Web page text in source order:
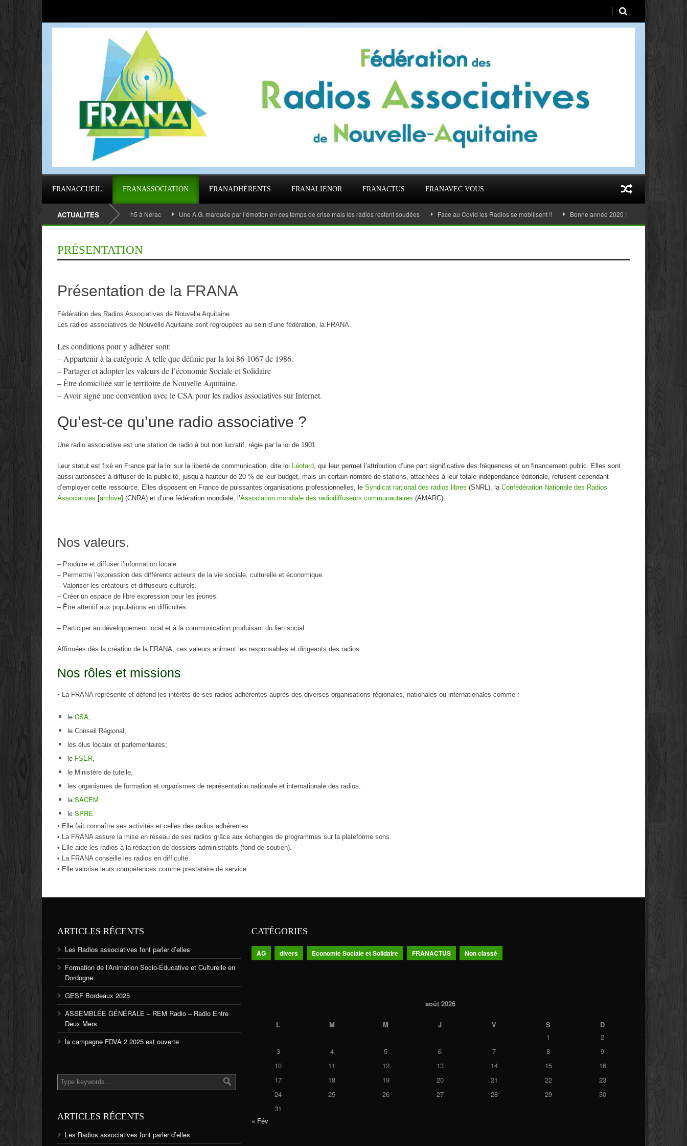
FRANACCUEIL FRANASSOCIATION FRANADHÉRENTS FRANALIENOR FRANACTUS FRANAVEC VOUS
ACTUALITES
GÉNÉRALE 2023 de 9h40 à 16h5 à Nérac Une A.G. marquée par l’émotion en ces temps de crise mais les radios restent soudées Face au Covid les Radios se mobilisent !! Bonne année 2020 ! AG 2019 Taussat
PRÉSENTATION
Présentation de la FRANA
Fédération des Radios Associatives de Nouvelle Aquitaine
Les radios associatives de Nouvelle Aquitaine sont regroupées au sein d’une fédération, la FRANA.
Les conditions pour y adhérer sont:
– Appartenir à la catégorie A telle que définie par la loi 86-1067 de 1986.
– Partager et adopter les valeurs de l’économie Sociale et Solidaire
– Être domiciliée sur le territoire de Nouvelle Aquitaine.
– Avoir signé une convention avec le CSA pour les radios associatives sur Internet.
Qu’est-ce qu’une radio associative ?
Une radio associative est une station de radio à but non lucratif, régie par la loi de 1901.
Leur statut est fixé en France par la loi sur la liberté de communication, dite loi Léotard , qui leur permet l’attribution d’une part significative des fréquences et un financement public. Elles sont
aussi autorisées à diffuser de la publicité, jusqu’à hauteur de 20 % de leur budget, mais un certain nombre de stations, attachées à leur totale indépendance éditoriale, refusent cependant
d’employer cette ressource. Elles disposent en France de puissantes organisations professionnelles, le Syndicat national des radios libres (SNRL), la Confédération Nationale des Radios
Associatives [archive] (CNRA) et d’une fédération mondiale, l’Association mondiale des radiodiffuseurs communautaires (AMARC).
Nos valeurs.
– Produire et diffuser l’information locale.
– Permettre l’expression des différents acteurs de la vie sociale, culturelle et économique.
– Valoriser les créateurs et diffuseurs culturels.
– Créer un espace de libre expression pour les jeunes.
– Être attentif aux populations en difficultés.
– Participer au développement local et à la communication produisant du lien social.
Affirmées dès la création de la FRANA, ces valeurs animent les responsables et dirigeants des radios.
Nos rôles et missions
• La FRANA représente et défend les intérêts de ses radios adhérentes auprès des diverses organisations régionales, nationales ou internationales comme :
le CSA
le Conseil Régional,
les élus locaux et parlementaires;
le FSER
le Ministère de tutelle,
les organismes de formation et organismes de représentation nationale et internationale des radios,
la SACEM
le SPRE
• Elle fait connaître ses activités et celles des radios adhérentes
• La FRANA assure la mise en réseau de ses radios grâce aux échanges de programmes sur la plateforme sons.
• Elle aide les radios à la rédaction de dossiers administratifs (fond de soutien).
• La FRANA conseille les radios en difficulté.
• Elle valorise leurs compétences comme prestataire de service.
ARTICLES RÉCENTS
Les Radios associatives font parler d’elles
Formation de l’Animation Socio-Éducative et Culturelle en
Dordogne
GESF Bordeaux 2025
ASSEMBLÉE GÉNÉRALE – REM Radio – Radio Entre
Deux Mers
la campagne FDVA 2 2025 est ouverte
ARTICLES RÉCENTS
Les Radios associatives font parler d’elles
CATÉGORIES
AG divers Economie Sociale et Solidaire FRANACTUS Non classé
août 2026
L M M J V S
D
1
2
3
4 5 6 7 8
9
10
11 12 13 14 15
16
17
18 19 20 21 22
23
24
25 26 27 28 29
30
31
« Fév